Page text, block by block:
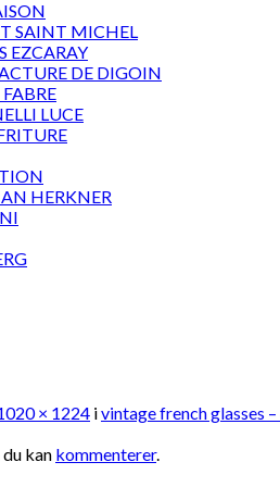
SAINT MICHEL
EZCARAY
DE DIGOIN
LUCE
HERKNER
× 1224 ivintage french glasses –
kan kommenterer.